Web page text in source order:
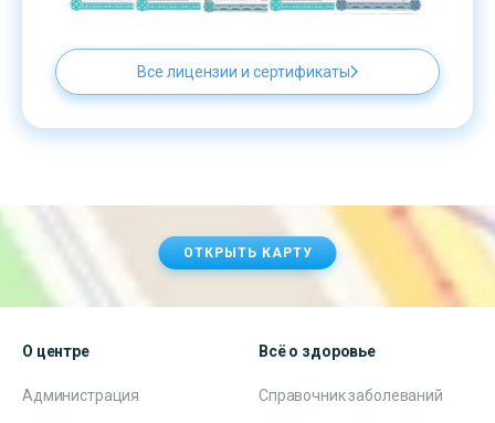
Все лицензии и сертификаты
ОТКРЫТЬ КАРТУ
О центре
Администрация
Всё о здоровье
Справочник заболеваний